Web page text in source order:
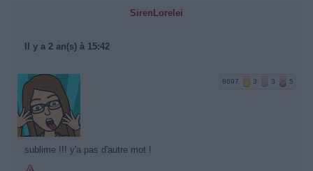
SirenLorelei
Il y a 2 an(s) à 15:42
8697 3 3 5
sublime !!! y'a pas d'autre mot !